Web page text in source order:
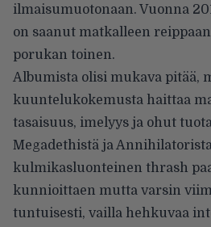
ilmaisumuotonaan. Vuonna
on saanut matkalleen
porukan toinen.
Albumista olisi mukava pitää,
kuuntelukokemusta haittaa
tasaisuus, imelyys ja ohut
Megadethistä ja
kulmikasluonteinen thrash
kunnioittaen mutta varsin
tuntuisesti, vailla hehkuvaa